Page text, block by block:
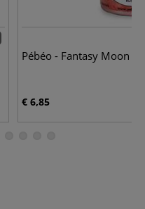
Pébéo - Fantasy Moon
€ 6,85